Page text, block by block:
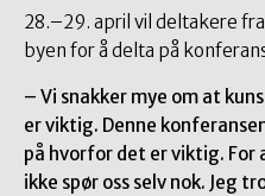
28.–29. april vil deltakere
byen for å delta på
– Vi snakker mye om at
er viktig. Denne
på hvorfor det er viktig. For
ikke spør oss selv nok. Jeg